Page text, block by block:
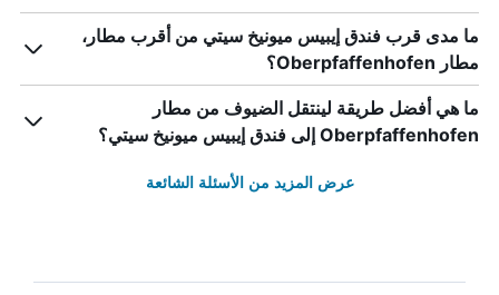
ما مدى قرب فندق إيبيس ميونيخ سيتي من أقرب مطار،
مطار Oberpfaffenhofen؟
ما هي أفضل طريقة لينتقل الضيوف من مطار
Oberpfaffenhofen إلى فندق إيبيس ميونيخ سيتي؟
عرض المزيد من الأسئلة الشائعة